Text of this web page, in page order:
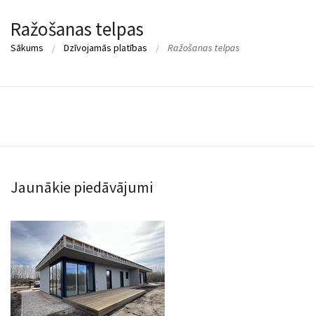
Ražošanas telpas
Sākums Dzīvojamās platības Ražošanas telpas
Jaunākie piedāvājumi